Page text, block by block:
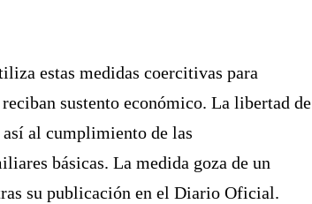
estas medidas coercitivas para
sustento económico. La libertad de
al cumplimiento de las
básicas. La medida goza de un
su publicación en el Diario Oficial.